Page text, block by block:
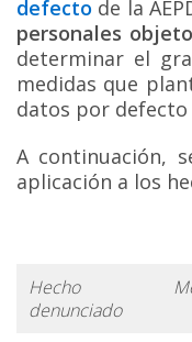
defecto de la
personales
determinar el
medidas que
datos por defecto
A continuación,
aplicación a los
Hecho
denunciado